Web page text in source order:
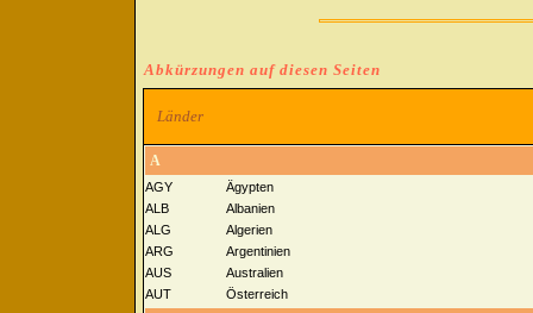
Abkürzungen auf diesen Seiten
Länder
A
AGY
Ägypten
ALB
Albanien
ALG
Algerien
ARG
Argentinien
AUS
Australien
AUT
Österreich